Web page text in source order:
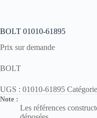
BOLT 01010-61895
Prix sur demande
BOLT
UGS : 01010-61895
Note :
Les références